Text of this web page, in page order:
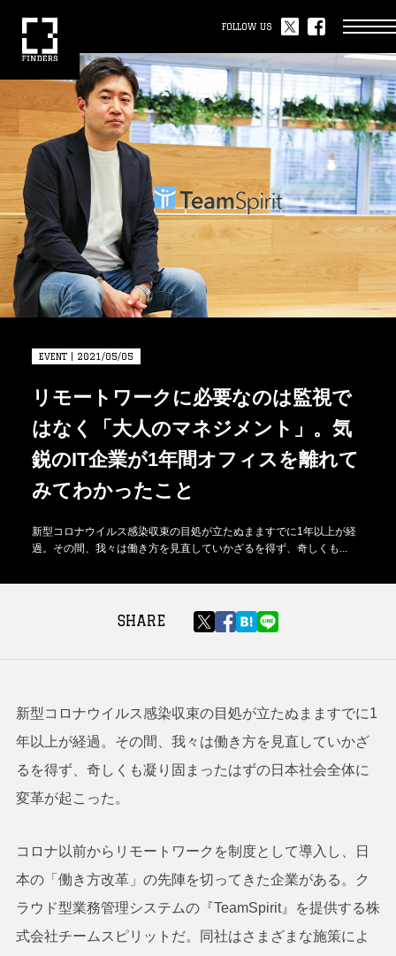
FOLLOW US
EVENT | 2021/05/05
リモートワークに必要なのは監視で
はなく「大人のマネジメント」。気
鋭のIT企業が1年間オフィスを離れて
みてわかったこと
新型コロナウイルス感染収束の目処が立たぬまますでに1年以上が経
過。その間、我々は働き方を見直していかざるを得ず、奇しくも...
SHARE
新型コロナウイルス感染収束の目処が立たぬまますでに1
年以上が経過。その間、我々は働き方を見直していかざ
るを得ず、奇しくも凝り固まったはずの日本社会全体に
変革が起こった。
コロナ以前からリモートワークを制度として導入し、日
本の「働き方改革」の先陣を切ってきた企業がある。ク
ラウド型業務管理システムの『TeamSpirit』を提供する株
式会社チームスピリットだ。同社はさまざまな施策によ